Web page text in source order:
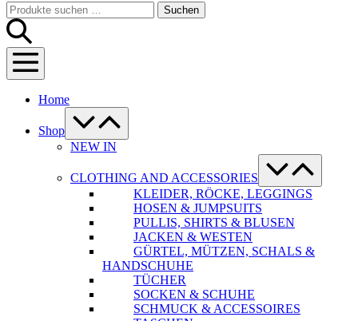
Suche-
Schalter
Suchen
nach:
Suchen
Menü-
Schalter
Home
Shop
Menü-
Schalter
NEW IN
CLOTHING AND ACCESSORIES
Menü-
Schalter
KLEIDER, RÖCKE, LEGGINGS
HOSEN & JUMPSUITS
PULLIS, SHIRTS & BLUSEN
JACKEN & WESTEN
GÜRTEL, MÜTZEN, SCHALS &
HANDSCHUHE
TÜCHER
SOCKEN & SCHUHE
SCHMUCK & ACCESSOIRES